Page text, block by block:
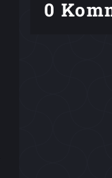
0